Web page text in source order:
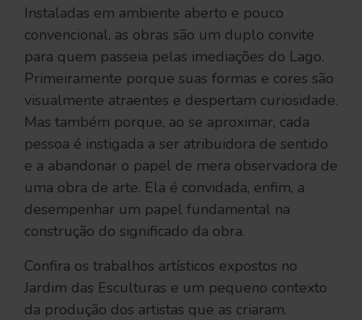
Instaladas em ambiente aberto e pouco
convencional, as obras são um duplo convite
para quem passeia pelas imediações do Lago.
Primeiramente porque suas formas e cores são
visualmente atraentes e despertam curiosidade.
Mas também porque, ao se aproximar, cada
pessoa é instigada a ser atribuidora de sentido
e a abandonar o papel de mera observadora de
uma obra de arte. Ela é convidada, enfim, a
desempenhar um papel fundamental na
construção do significado da obra.
Confira os trabalhos artísticos expostos no
Jardim das Esculturas e um pequeno contexto
da produção dos artistas que as criaram.